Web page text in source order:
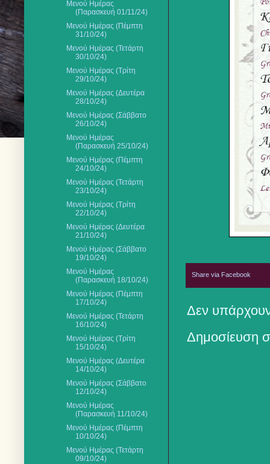
Share via Facebook
Δεν
Δημοσίευση
Μενού Ημέρας
(Παρασκευή 01/11/24)
Μενού Ημέρας (Πέμπτη
31/10/24)
Μενού Ημέρας (Τετάρτη
30/10/24)
Μενού Ημέρας (Τρίτη
29/10/24)
Μενού Ημέρας (Δευτέρα
28/10/24)
Μενού Ημέρας (Σάββατο
26/10/24)
Μενού Ημέρας
(Παρασκευή 25/10/24)
Μενού Ημέρας (Πέμπτη
24/10/24)
Μενού Ημέρας (Τετάρτη
23/10/24)
Μενού Ημέρας (Τρίτη
22/10/24)
Μενού Ημέρας (Δευτέρα
21/10/24)
Μενού Ημέρας (Σάββατο
19/10/24)
Μενού Ημέρας
(Παρασκευή 18/10/24)
Μενού Ημέρας (Πέμπτη
17/10/24)
Μενού Ημέρας (Τετάρτη
16/10/24)
Μενού Ημέρας (Τρίτη
15/10/24)
Μενού Ημέρας (Δευτέρα
14/10/24)
Μενού Ημέρας (Σάββατο
12/10/24)
Μενού Ημέρας
(Παρασκευή 11/10/24)
Μενού Ημέρας (Πέμπτη
10/10/24)
Μενού Ημέρας (Τετάρτη
09/10/24)